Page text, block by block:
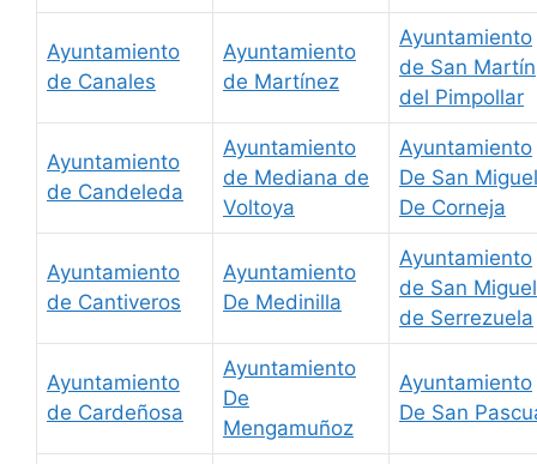
Ayuntamiento
de Canales
Ayuntamiento
de Martínez
Ayuntamiento
de San Martín
del Pimpollar
Ayuntamiento
de Candeleda
Ayuntamiento
de Mediana de
Voltoya
Ayuntamiento
De San Miguel
De Corneja
Ayuntamiento
de Cantiveros
Ayuntamiento
De Medinilla
Ayuntamiento
de San Miguel
de Serrezuela
Ayuntamiento
de Cardeñosa
Ayuntamiento
De
Mengamuñoz
Ayuntamiento
De San